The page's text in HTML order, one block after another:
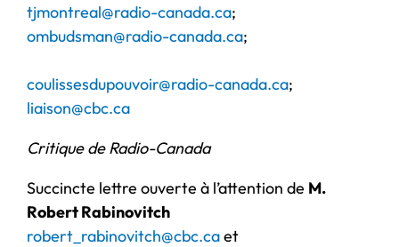
tjmontreal@radio-canada.ca;
ombudsman@radio-canada.ca;
coulissesdupouvoir@radio-canada.ca;
liaison@cbc.ca
Critique de Radio-Canada
Succincte lettre ouverte à l’attention de M.
Robert Rabinovitch
robert_rabinovitch@cbc.caet